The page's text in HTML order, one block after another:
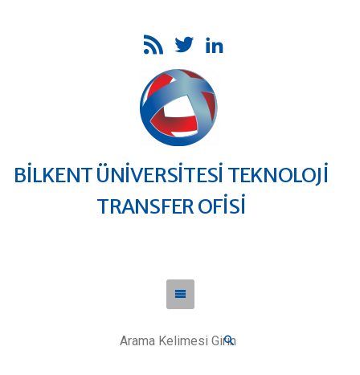
BİLKENT ÜNİVERSİTESİ TEKNOLOJİ
TRANSFER OFİSİ